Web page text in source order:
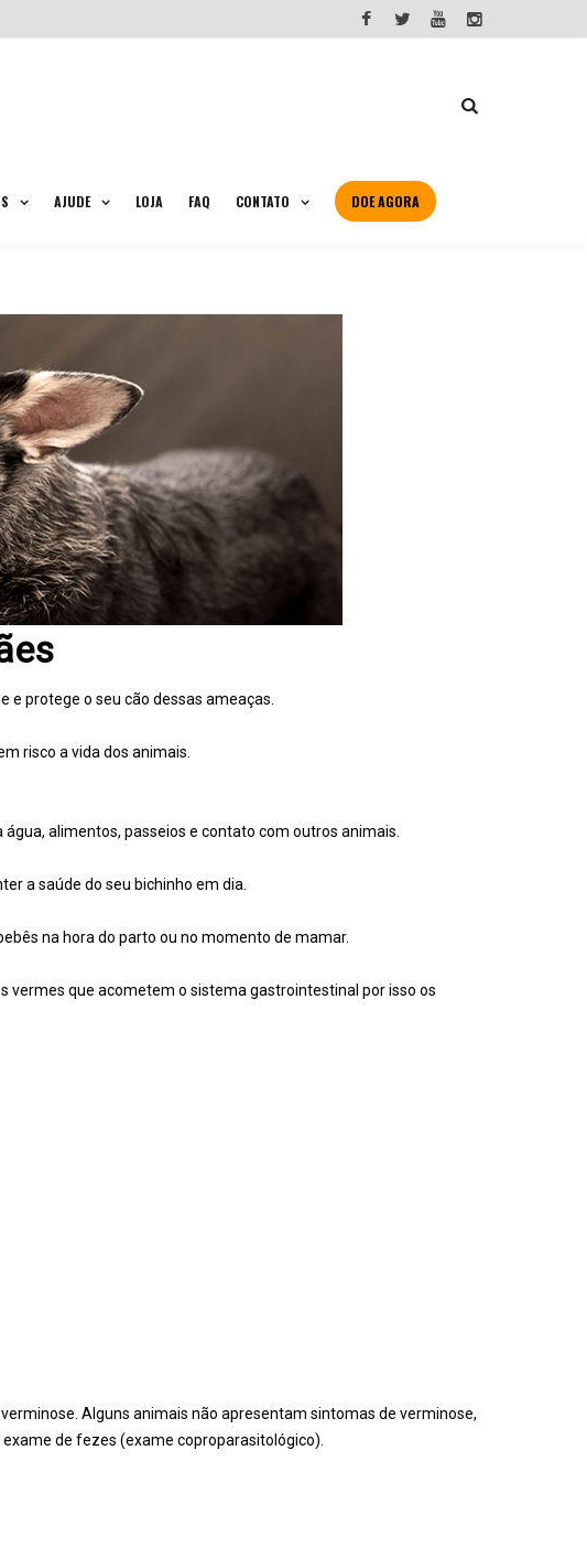
AJUDE LOJA FAQ CONTATO DOE AGORA
e protege o seu cão dessas ameaças.
risco a vida dos animais.
alimentos, passeios e contato com outros animais.
a saúde do seu bichinho em dia.
na hora do parto ou no momento de mamar.
vermes que acometem o sistema gastrointestinal por isso os
Alguns animais não apresentam sintomas de verminose,
de fezes (exame coproparasitológico).